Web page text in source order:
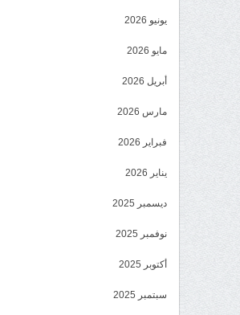
يونيو 2026
مايو 2026
أبريل 2026
مارس 2026
فبراير 2026
يناير 2026
ديسمبر 2025
نوفمبر 2025
أكتوبر 2025
سبتمبر 2025